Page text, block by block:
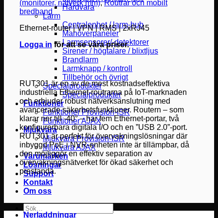
Hårdvara
Larm
Centralenhet / larm-hub
Manöverpaneler
Larmsensorer/-detektorer
Sirener / högtalare / blixtljus
Brandlarm
Larmknapp / kontroll
Tillbehör och övrigt
Specialprodukter
Specialprodukter
Funktioner
Funktioner Provision-ISR
Funktioner AJAX
Mjukvara
Mjukvara Provision-ISR
Mjukvara AJAX
Varumärken
Lösningar
Support
Kontakt
Om oss
Sök
efter:
(monitorer, nätverk mm),Routrar och mobilt
bredband
Ethernet-router | VPN | RMS | 2xRJ45
Logga in för att se våra priser.
RUT301 är en av de mest kostnadseffektiva
industriella Ethernet-routrarna på IoT-marknaden
och erbjuder robust nätverksanslutning med
avancerade säkerhetsfunktioner. Routern – som
klarar ner till -40° – har fem Ethernet-portar, två
konfigurerbara digitala I/O och en ”USB 2.0”-port.
RUT301 är perfekt för övervakningslösningar där
inbyggd PoE i NVR-enheten inte är tillämpbar, då
den möjliggör en effektiv separation av
övervakningsnätverket för ökad säkerhet och
prestanda.
Nerladdningar